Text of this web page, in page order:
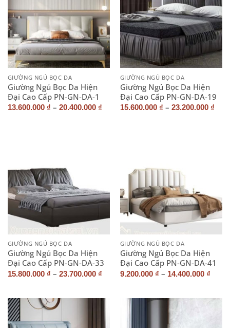
GIƯỜNG NGỦ BỌC DA
Giường Ngủ Bọc Da Hiện
Đại Cao Cấp PN-GN-DA-1
13.600.000 ₫ – 20.400.000 ₫
GIƯỜNG NGỦ BỌC DA
Giường Ngủ Bọc Da Hiện
Đại Cao Cấp PN-GN-DA-19
15.600.000 ₫ – 23.200.000 ₫
GIƯỜNG NGỦ BỌC DA
Giường Ngủ Bọc Da Hiện
Đại Cao Cấp PN-GN-DA-33
15.800.000 ₫ – 23.700.000 ₫
GIƯỜNG NGỦ BỌC DA
Giường Ngủ Bọc Da Hiện
Đại Cao Cấp PN-GN-DA-41
9.200.000 ₫ – 14.400.000 ₫